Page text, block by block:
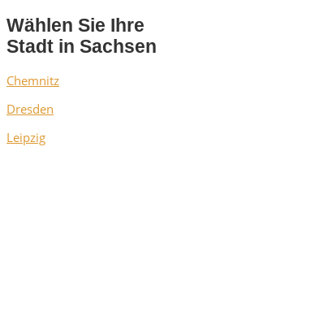
Wählen Sie Ihre
Stadt in Sachsen
Chemnitz
Dresden
Leipzig